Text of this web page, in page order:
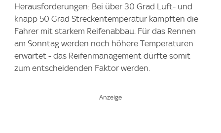
Herausforderungen: Bei über 30 Grad Luft- und
knapp 50 Grad Streckentemperatur kämpften die
Fahrer mit starkem Reifenabbau. Für das Rennen
am Sonntag werden noch höhere Temperaturen
erwartet - das Reifenmanagement dürfte somit
zum entscheidenden Faktor werden.